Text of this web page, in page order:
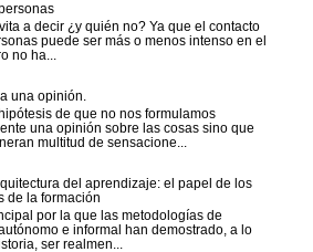
a decir ¿y quién no? Ya que el contacto
puede ser más o menos intenso en el
no ha...
una opinión.
de que no nos formulamos
una opinión sobre las cosas sino que
multitud de sensacione...
del aprendizaje: el papel de los
de la formación
por la que las metodologías de
e informal han demostrado, a lo
ser realmen...